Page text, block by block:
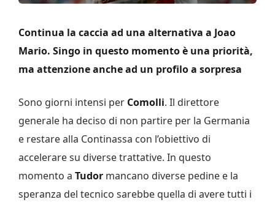
Continua la caccia ad una alternativa a Joao
Mario. Singo in questo momento è una priorità,
ma attenzione anche ad un profilo a sorpresa
Sono giorni intensi per Comolli. Il direttore
generale ha deciso di non partire per la Germania
e restare alla Continassa con l’obiettivo di
accelerare su diverse trattative. In questo
momento a Tudor mancano diverse pedine e la
speranza del tecnico sarebbe quella di avere tutti i